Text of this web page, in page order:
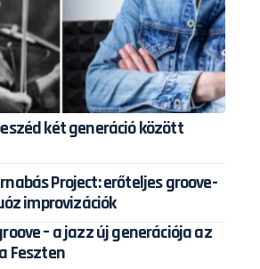
két generáció között
Project: erőteljes groove-
improvizációk
– a jazz új generációja az
Feszten